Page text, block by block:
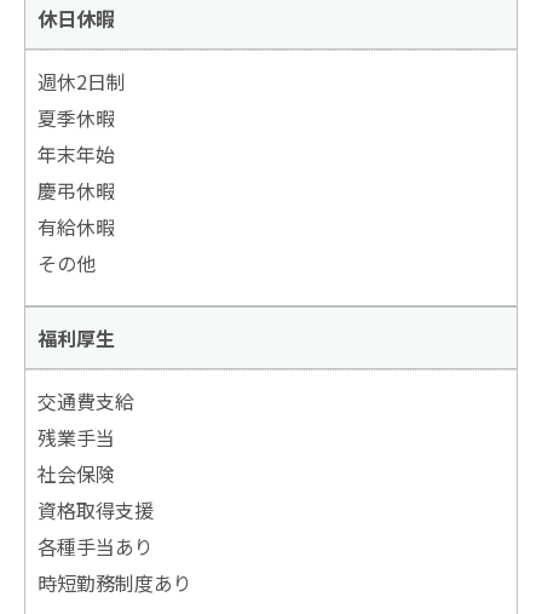
休日休暇
週休2日制
夏季休暇
年末年始
慶弔休暇
有給休暇
その他
福利厚生
交通費支給
残業手当
社会保険
資格取得支援
各種手当あり
時短勤務制度あり